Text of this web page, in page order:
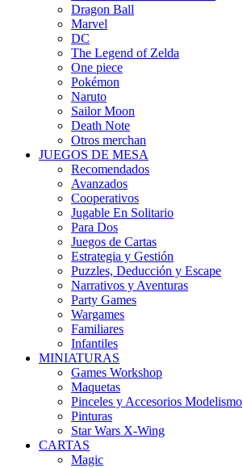
Dragon Ball
Marvel
DC
The Legend of Zelda
One piece
Pokémon
Naruto
Sailor Moon
Death Note
Otros merchan
JUEGOS DE MESA
Recomendados
Avanzados
Cooperativos
Jugable En Solitario
Para Dos
Juegos de Cartas
Estrategia y Gestión
Puzzles, Deducción y Escape
Narrativos y Aventuras
Party Games
Wargames
Familiares
Infantiles
MINIATURAS
Games Workshop
Maquetas
Pinceles y Accesorios Modelismo
Pinturas
Star Wars X-Wing
CARTAS
Magic